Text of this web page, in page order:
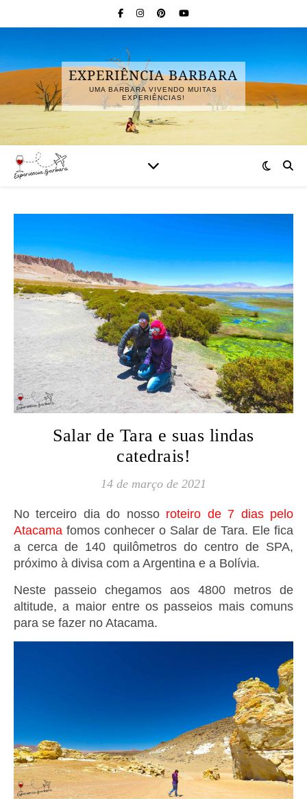
EXPERIÊNCIA BARBARA
UMA BARBARA VIVENDO MUITAS
EXPERIÊNCIAS!
Salar de Tara e suas lindas
catedrais!
14 de março de 2021
No terceiro dia do nosso roteiro de 7 dias pelo
Atacama fomos conhecer o Salar de Tara. Ele fica
a cerca de 140 quilômetros do centro de SPA,
próximo à divisa com a Argentina e a Bolívia.
Neste passeio chegamos aos 4800 metros de
altitude, a maior entre os passeios mais comuns
para se fazer no Atacama.